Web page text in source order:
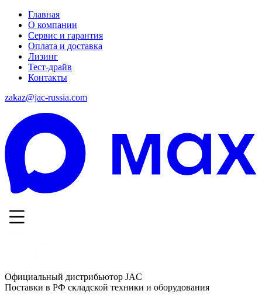
Главная
О компании
Сервис и гарантия
Оплата и доставка
Лизинг
Тест-драйв
Контакты
zakaz@jac-russia.com
Официальный дистрибьютор JAC
Поставки в РФ складской техники и оборудования